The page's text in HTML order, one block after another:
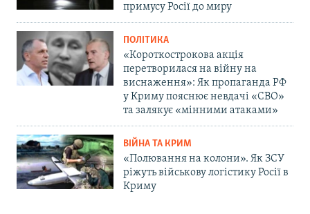
примусу Росії до миру
ПОЛІТИКА
«Короткострокова акція
перетворилася на війну на
виснаження»: Як пропаганда РФ
у Криму пояснює невдачі «СВО»
та залякує «мінними атаками»
ВІЙНА ТА КРИМ
«Полювання на колони». Як ЗСУ
ріжуть військову логістику Росії в
Криму